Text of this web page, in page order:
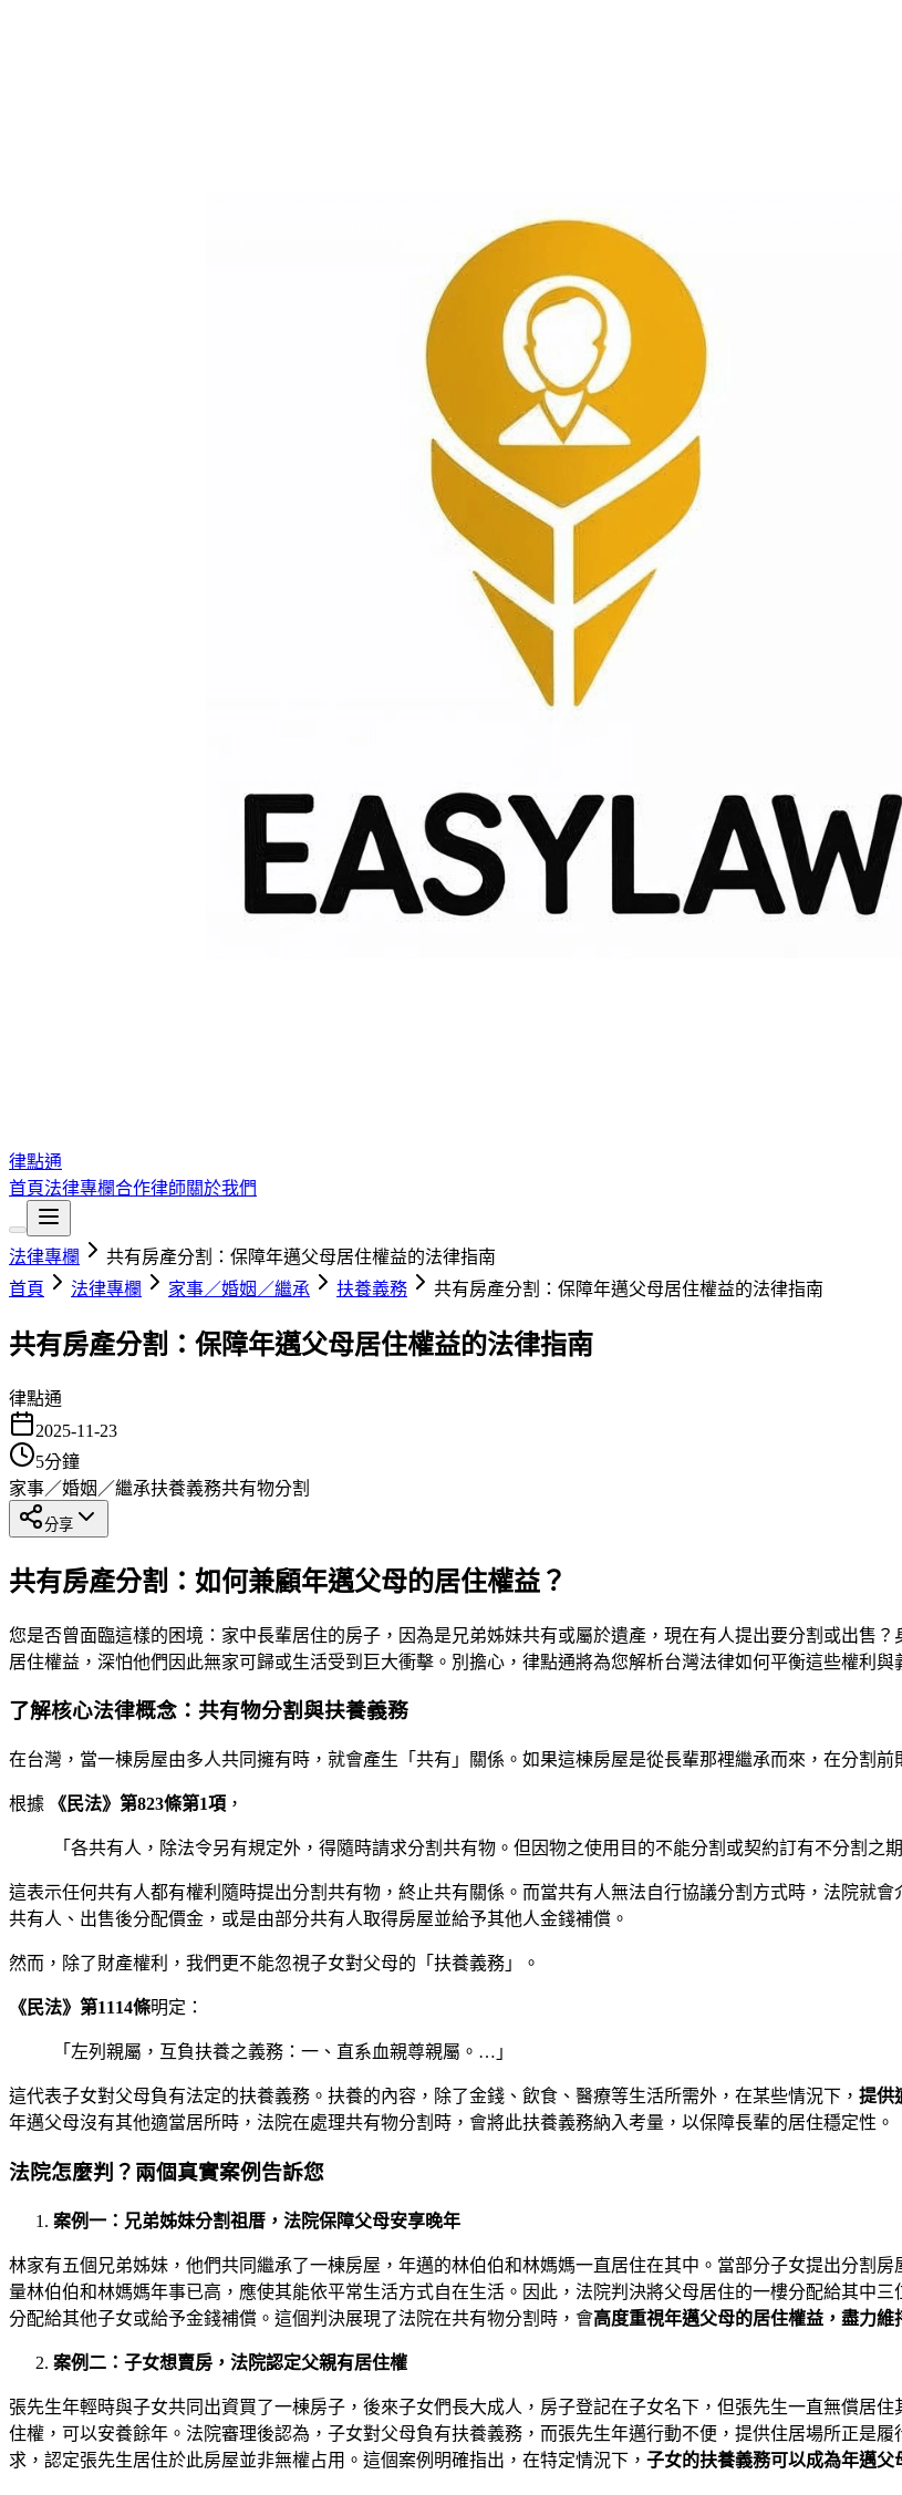
律點通
首頁法律專欄合作律師關於我們
法律專欄
共有房產分割：保障年邁父母居住權益的法律指南
首頁
法律專欄 家事／婚姻／繼承 扶養義務 共有房產分割：保障年邁父母居住權益的法律指南
共有房產分割：保障年邁父母居住權益的法律指南
律點通
2025-11-23
5分鐘
家事／婚姻／繼承扶養義務共有物分割
分享
共有房產分割：如何兼顧年邁父母的居住權益？
您是否曾面臨這樣的困境：家中長輩居住的房子，因為是兄弟姊妹共有或屬於遺產，現在有人提出要分割或出售
居住權益，深怕他們因此無家可歸或生活受到巨大衝擊。別擔心，律點通將為您解析台灣法律如何平衡這些權利與
了解核心法律概念：共有物分割與扶養義務
在台灣，當一棟房屋由多人共同擁有時，就會產生「共有」關係。如果這棟房屋是從長輩那裡繼承而來，在分割前
根據 《民法》第823條第1項 ，
「各共有人，除法令另有規定外，得隨時請求分割共有物。但因物之使用目的不能分割或契約訂有不分割之
這表示任何共有人都有權利隨時提出分割共有物，終止共有關係。而當共有人無法自行協議分割方式時，法院就會
共有人、出售後分配價金，或是由部分共有人取得房屋並給予其他人金錢補償。
然而，除了財產權利，我們更不能忽視子女對父母的「扶養義務」。
《民法》第1114條明定：
「左列親屬，互負扶養之義務：一、直系血親尊親屬。…」
這代表子女對父母負有法定的扶養義務。扶養的內容，除了金錢、飲食、醫療等生活所需外，在某些情況下， 提供
年邁父母沒有其他適當居所時，法院在處理共有物分割時，會將此扶養義務納入考量，以保障長輩的居住穩定性。
法院怎麼判？兩個真實案例告訴您
案例一：兄弟姊妹分割祖厝，法院保障父母安享晚年
林家有五個兄弟姊妹，他們共同繼承了一棟房屋，年邁的林伯伯和林媽媽一直居住在其中。當部分子女提出分割
量林伯伯和林媽媽年事已高，應使其能依平常生活方式自在生活。因此，法院判決將父母居住的一樓分配給其中
分配給其他子女或給予金錢補償。這個判決展現了法院在共有物分割時，會高度重視年邁父母的居住權益，盡力維
案例二：子女想賣房，法院認定父親有居住權
張先生年輕時與子女共同出資買了一棟房子，後來子女們長大成人，房子登記在子女名下，但張先生一直無償居
住權，可以安養餘年。法院審理後認為，子女對父母負有扶養義務，而張先生年邁行動不便，提供住居場所正是
求，認定張先生居住於此房屋並非無權占用。這個案例明確指出，在特定情況下， 子女的扶養義務可以成為年邁